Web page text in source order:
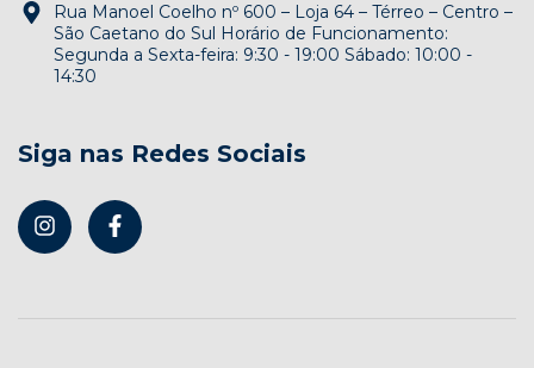
Rua Manoel Coelho nº 600 – Loja 64 – Térreo – Centro –
São Caetano do Sul Horário de Funcionamento:
Segunda a Sexta-feira: 9:30 - 19:00 Sábado: 10:00 -
14:30
Siga nas Redes Sociais